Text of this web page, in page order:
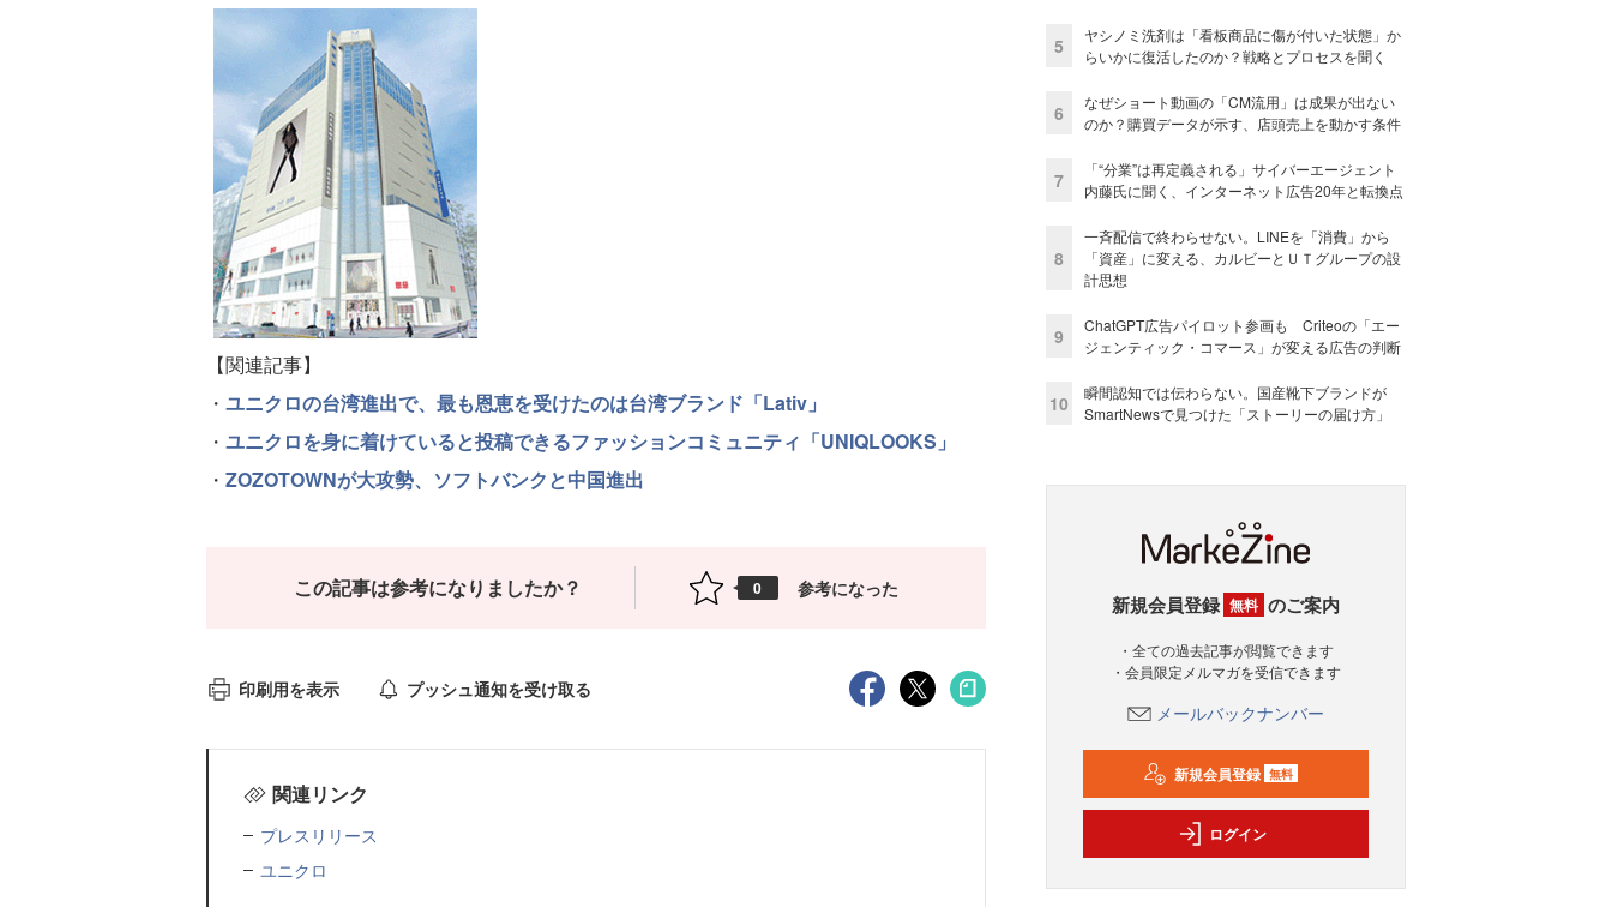
【関連記事】
・ ユニクロの台湾進出で、最も恩恵を受けたのは台湾ブランド「Lativ」
・ ユニクロを身に着けていると投稿できるファッションコミュニティ「UNIQLOOKS」
・ ZOZOTOWNが大攻勢、ソフトバンクと中国進出
この記事は参考になりましたか？ 0 参考になった
印刷用を表示 プッシュ通知を受け取る
関連リンク
プレスリリース
ユニクロ
5
ヤシノミ洗剤は「看板商品に傷が付いた状態」か
らいかに復活したのか？戦略とプロセスを聞く
6
なぜショート動画の「CM流用」は成果が出ない
のか？購買データが示す、店頭売上を動かす条件
7
「“分業”は再定義される」サイバーエージェント
内藤氏に聞く、インターネット広告20年と転換点
8
一斉配信で終わらせない。LINEを「消費」から
「資産」に変える、カルビーとＵＴグループの設
計思想
9
ChatGPT広告パイロット参画も Criteoの「エー
ジェンティック・コマース」が変える広告の判断
10
瞬間認知では伝わらない。国産靴下ブランドが
SmartNewsで見つけた「ストーリーの届け方」
新規会員登録 無料 のご案内
・全ての過去記事が閲覧できます
・会員限定メルマガを受信できます
メールバックナンバー
新規会員登録 無料
ログイン